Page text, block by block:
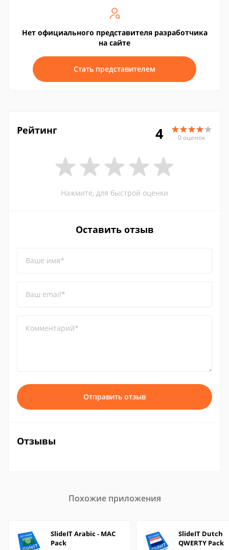
Нет официального представителя разработчика
на сайте
Стать представителем
Рейтинг 4 0 оценок
Нажмите, для быстрой оценки
Оставить отзыв
Ваше имя*
Ваш email*
Комментарий*
Отправить отзыв
Отзывы
Похожие приложения
SlideIT Arabic - MAC
Pack
SlideIT Dutch
QWERTY Pack